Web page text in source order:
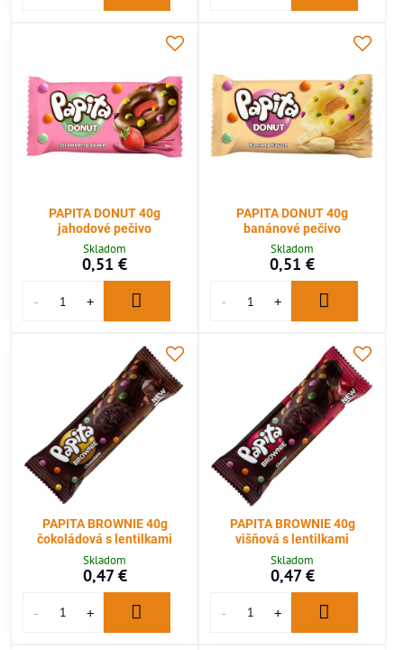
PAPITA DONUT 40g
jahodové pečivo
Skladom
0,51 €
PAPITA DONUT 40g
banánové pečivo
Skladom
0,51 €
PAPITA BROWNIE 40g
čokoládová s lentilkami
Skladom
0,47 €
PAPITA BROWNIE 40g
višňová s lentilkami
Skladom
0,47 €